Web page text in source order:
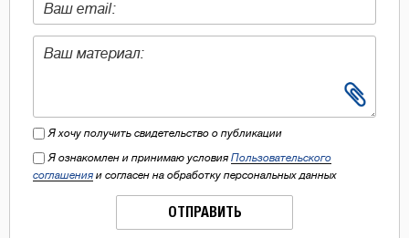
Я хочу получить свидетельство о публикации
Я ознакомлен и принимаю условия Пользовательского
соглашения и согласен на обработку персональных данных
ОТПРАВИТЬ